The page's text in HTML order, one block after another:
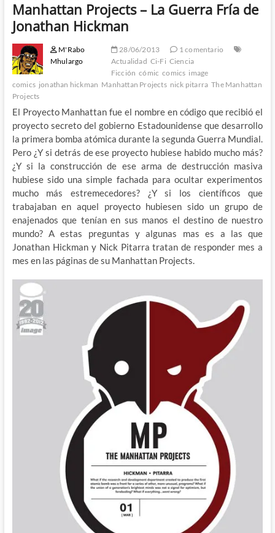
Manhattan Projects – La Guerra Fría de
Jonathan Hickman
M'Rabo
Mhulargo
28/06/2013
1 comentario
Actualidad Ci-Fi Ciencia
Ficción cómic comics image
comics jonathan hickman Manhattan Projects nick pitarra The Manhattan
Projects
El Proyecto Manhattan fue el nombre en código que recibió el
proyecto secreto del gobierno Estadounidense que desarrollo
la primera bomba atómica durante la segunda Guerra Mundial.
Pero ¿Y si detrás de ese proyecto hubiese habido mucho más?
¿Y si la construcción de ese arma de destrucción masiva
hubiese sido una simple fachada para ocultar experimentos
mucho más estremecedores? ¿Y si los científicos que
trabajaban en aquel proyecto hubiesen sido un grupo de
enajenados que tenían en sus manos el destino de nuestro
mundo? A estas preguntas y algunas mas es a las que
Jonathan Hickman y Nick Pitarra tratan de responder mes a
mes en las páginas de su Manhattan Projects.